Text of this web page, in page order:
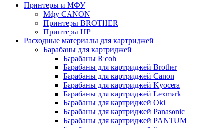
Принтеры и МФУ
Мфу CANON
Принтеры BROTHER
Принтеры HP
Расходные материалы для картриджей
Барабаны для картриджей
Барабаны Ricoh
Барабаны для картриджей Brother
Барабаны для картриджей Canon
Барабаны для картриджей Kyocera
Барабаны для картриджей Lexmark
Барабаны для картриджей Oki
Барабаны для картриджей Panasonic
Барабаны для картриджей PANTUM